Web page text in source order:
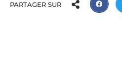
PARTAGER SUR